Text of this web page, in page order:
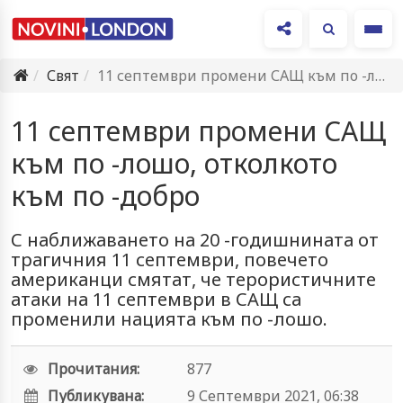
Свят
11 септември промени САЩ към по -лошо, отколкото към по…
11 септември промени САЩ
към по -лошо, отколкото
към по -добро
С наближаването на 20 -годишнината от
трагичния 11 септември, повечето
американци смятат, че терористичните
атаки на 11 септември в САЩ са
променили нацията към по -лошо.
Прочитания:
877
Публикувана:
9 Септември 2021, 06:38